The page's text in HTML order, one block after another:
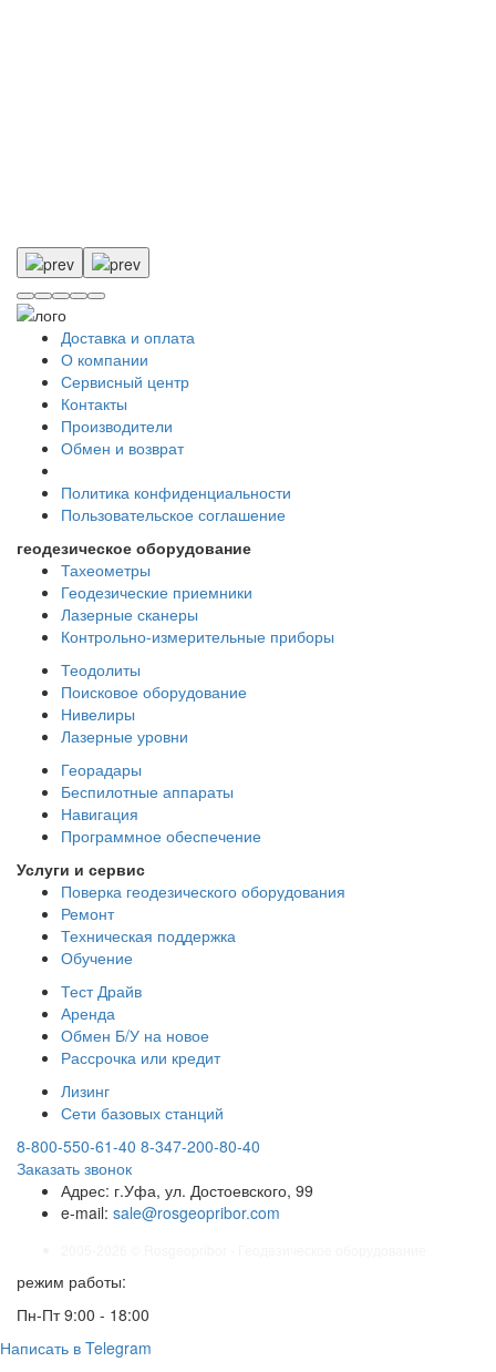
Доставка и оплата
О компании
Сервисный центр
Контакты
Производители
Обмен и возврат
Политика конфиденциальности
Пользовательское соглашение
геодезическое оборудование
Тахеометры
Геодезические приемники
Лазерные сканеры
Контрольно-измерительные приборы
Теодолиты
Поисковое оборудование
Нивелиры
Лазерные уровни
Георадары
Беспилотные аппараты
Навигация
Программное обеспечение
Услуги и сервис
Поверка геодезического оборудования
Ремонт
Техническая поддержка
Обучение
Тест Драйв
Аренда
Обмен Б/У на новое
Рассрочка или кредит
Лизинг
Сети базовых станций
8-800-550-61-40 8-347-200-80-40
Заказать звонок
Адрес: г.Уфа, ул. Достоевского, 99
e-mail: sale@rosgeopribor.com
режим работы:
Пн-Пт 9:00 - 18:00
Написать в Telegram